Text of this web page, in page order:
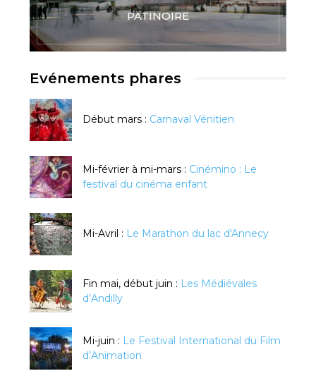
PATINOIRE
Evénements phares
Début mars : Carnaval Vénitien
Mi-février à mi-mars : Cinémino : Le
festival du cinéma enfant
Mi-Avril : Le Marathon du lac d'Annecy
Fin mai, début juin : Les Médiévales
d’Andilly
Mi-juin : Le Festival International du Film
d’Animation